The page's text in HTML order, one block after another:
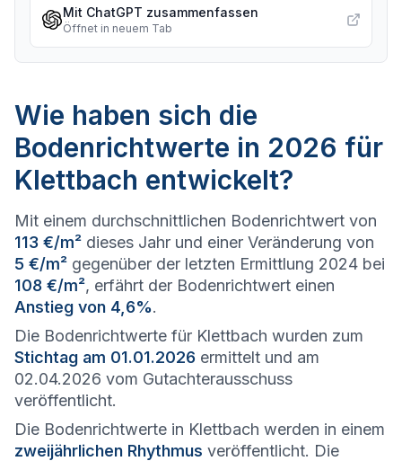
Mit ChatGPT zusammenfassen
Öffnet in neuem Tab
Wie haben sich die
Bodenrichtwerte in 2026 für
Klettbach entwickelt?
Mit einem durchschnittlichen Bodenrichtwert von
113 €/m² dieses Jahr und einer Veränderung von
5 €/m² gegenüber der letzten Ermittlung 2024 bei
108 €/m², erfährt der Bodenrichtwert einen
Anstieg von 4,6%.
Die Bodenrichtwerte für Klettbach wurden zum
Stichtag am 01.01.2026 ermittelt und am
02.04.2026 vom Gutachterausschuss
veröffentlicht.
Die Bodenrichtwerte in Klettbach werden in einem
zweijährlichen Rhythmus veröffentlicht. Die